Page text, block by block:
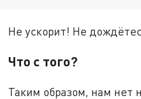
Не ускорит! Не
Что с того?
Таким образом, нам нет